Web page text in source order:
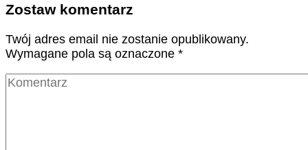
Zostaw komentarz
Twój adres email nie zostanie opublikowany.
Wymagane pola są oznaczone *